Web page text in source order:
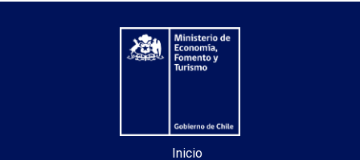
Inicio